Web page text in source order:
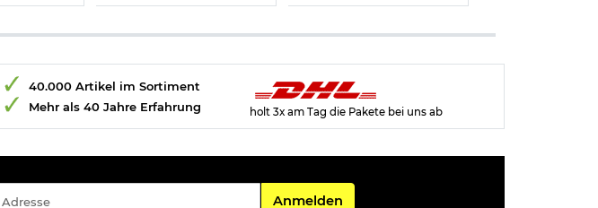
40.000 Artikel im Sortiment
Mehr als 40 Jahre Erfahrung
holt 3x am Tag die Pakete bei uns ab
Für den Newsletter
Anmelden